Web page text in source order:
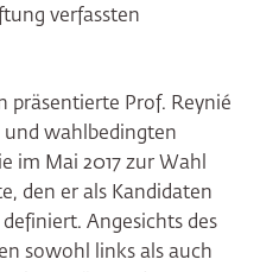
verfassten
präsentierte Prof. Reynié
und wahlbedingten
im Mai 2017 zur Wahl
den er als Kandidaten
Angesichts des
sowohl links als auch